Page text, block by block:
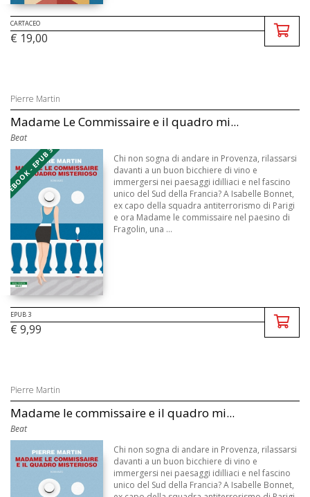
CARTACEO
€ 19,00
Pierre Martin
Madame Le Commissaire e il quadro mi...
Beat
EBOOK - EPUB 3
Chi non sogna di andare in Provenza, rilassarsi
davanti a un buon bicchiere di vino e
immergersi nei paesaggi idilliaci e nel fascino
unico del Sud della Francia? A Isabelle Bonnet,
ex capo della squadra antiterrorismo di Parigi
e ora Madame le commissaire nel paesino di
Fragolin, una ...
EPUB 3
€ 9,99
Pierre Martin
Madame le commissaire e il quadro mi...
Beat
Chi non sogna di andare in Provenza, rilassarsi
davanti a un buon bicchiere di vino e
immergersi nei paesaggi idilliaci e nel fascino
unico del Sud della Francia? A Isabelle Bonnet,